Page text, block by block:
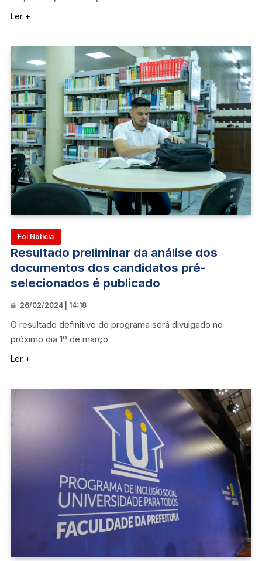
Ler +
Foi Notícia
Resultado preliminar da análise dos
documentos dos candidatos pré-
selecionados é publicado
26/02/2024 | 14:18
O resultado definitivo do programa será divulgado no
próximo dia 1º de março
Ler +